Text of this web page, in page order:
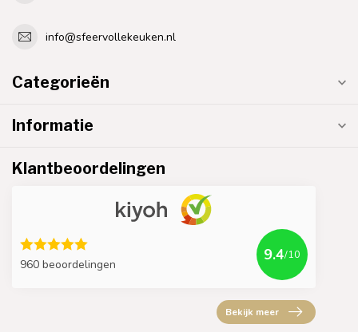
info@sfeervollekeuken.nl
Categorieën
Informatie
Klantbeoordelingen
960 beoordelingen
9.4/10
Bekijk meer